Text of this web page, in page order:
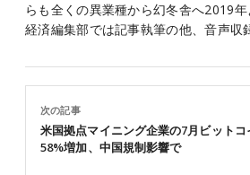
らも全くの異業種から幻冬舎へ2019
経済編集部では記事執筆の他、音声収
次の記事
米国拠点マイニング企業の7月ビット
58%増加、中国規制影響で